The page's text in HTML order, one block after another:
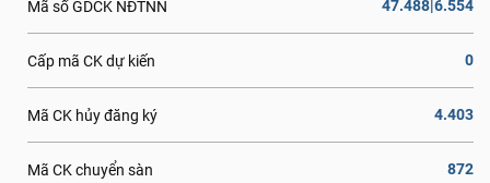
Mã số GDCK NĐTNN 47.488|6.554
Cấp mã CK dự kiến 0
Mã CK hủy đăng ký 4.403
Mã CK chuyển sàn 872